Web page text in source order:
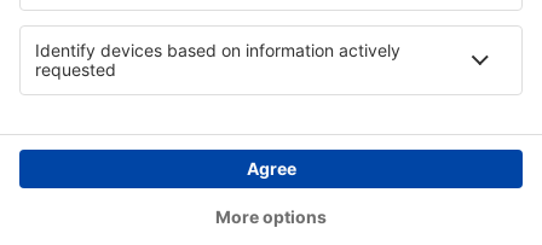
Osaka
Rishiri Airport (RIS)
Saga Airport (HSG)
Shimojishima Airport (SHI)